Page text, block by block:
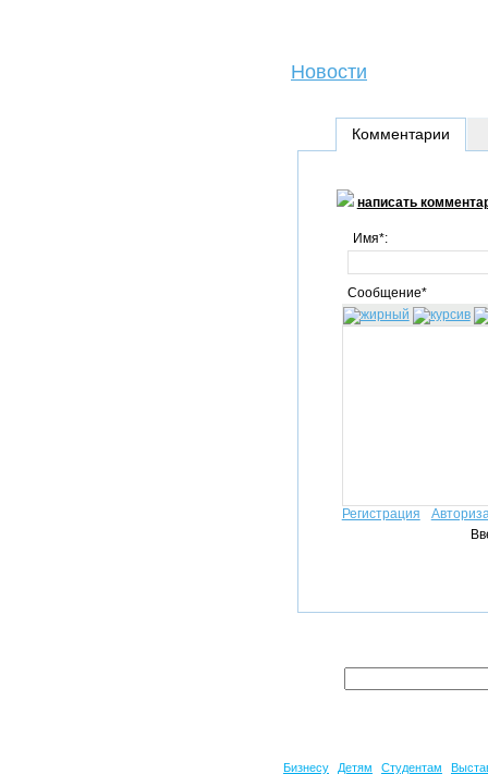
Новости
Комментарии
написать
Имя*:
Сообщение*
Регистрация
Бизнесу Детям Студентам